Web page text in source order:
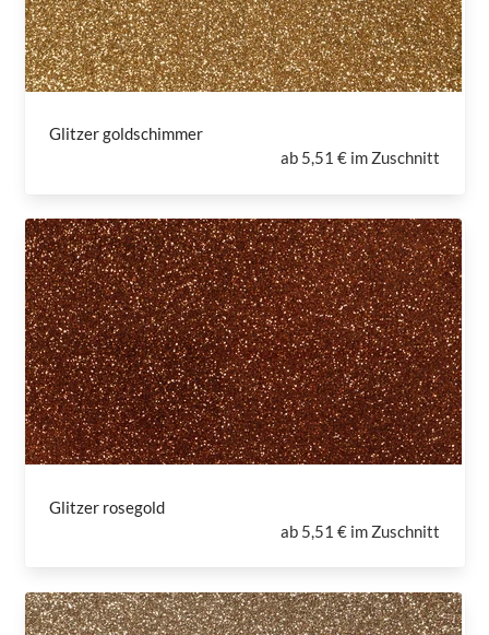
Glitzer goldschimmer
ab 5,51 € im Zuschnitt
Glitzer rosegold
ab 5,51 € im Zuschnitt